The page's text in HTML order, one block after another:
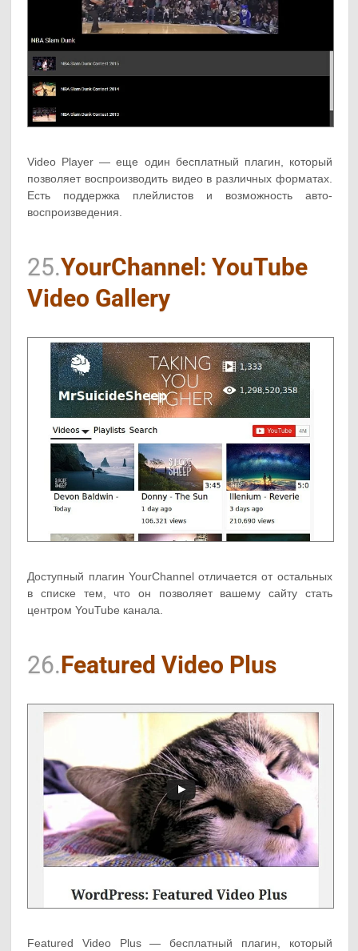
Video Player — еще один бесплатный плагин, который
позволяет воспроизводить видео в различных форматах.
Есть поддержка плейлистов и возможность авто-
воспроизведения.
25.YourChannel: YouTube
Video Gallery
Доступный плагин YourChannel отличается от остальных
в списке тем, что он позволяет вашему сайту стать
центром YouTube канала.
26.Featured Video Plus
Featured Video Plus — бесплатный плагин, который